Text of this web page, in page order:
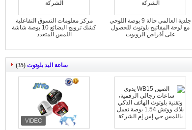
مركز معلومات التسوق التفاعلية
كشك ترويج البضائع 10 بوصة شاشة
اللمس المتعدد
جلدية العالمي حالة 9 بوصة اللوحي
مع لوحة المفاتيح بلوتوث للحصول
على أقراص الروبوت
ساعة اليد بلوتوث (35)